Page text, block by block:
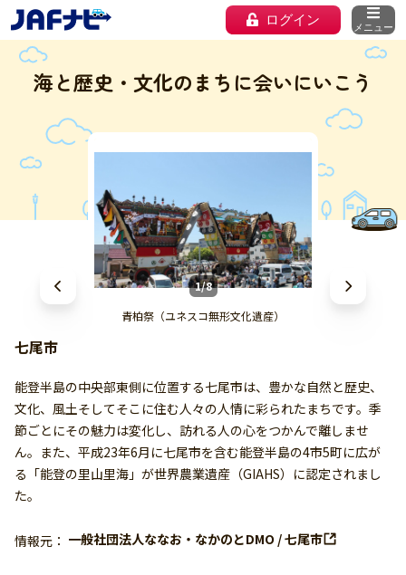
ログイン メニュー
海と歴史・文化のまちに会いにいこう
1/8
青柏祭（ユネスコ無形文化遺産）
七尾市
能登半島の中央部東側に位置する七尾市は、豊かな自然と歴史、
文化、風土そしてそこに住む人々の人情に彩られたまちです。季
節ごとにその魅力は変化し、訪れる人の心をつかんで離しませ
ん。また、平成23年6月に七尾市を含む能登半島の4市5町に広が
る「能登の里山里海」が世界農業遺産（GIAHS）に認定されまし
た。
情報元： 一般社団法人ななお・なかのとDMO / 七尾市